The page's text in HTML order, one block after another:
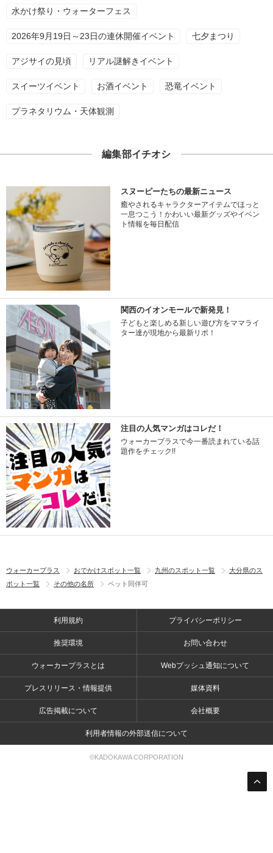
水かけ祭り・ウォーターフェス
2026年9月19日～23日の連休開催イベント 七夕まつり
アジサイの見頃 リアル謎解きイベント
スイーツイベント お酒イベント 恐竜イベント
プラネタリウム・天体観測
編集部イチオシ
スヌーピーたちの最新ニュース
癒やされるキャラクターアイテムでほっと
一息つこう！かわいい最新グッズやイベン
ト情報を毎日配信
関西のイオンモールで新発見！
子どもと楽しめる新しい遊び方をママライ
ター達が現地から最新リポ！
注目の人気マンガはコレだ！
ウォーカープラスで今一番読まれている話
題作をチェック!!
ウォーカープラス おでかけスポット一覧 九州のスポット一覧
大分県のス
ポット一覧
その他の名所 ペット同伴可
利用規約 プライバシーポリシー
推奨環境 お問い合わせ
ウォーカープラスとは Webプッシュ通知について
プレスリリース・情報提供 媒体資料
広告掲載について 会社概要
利用者情報の外部送信について
©KADOKAWA CORPORATION